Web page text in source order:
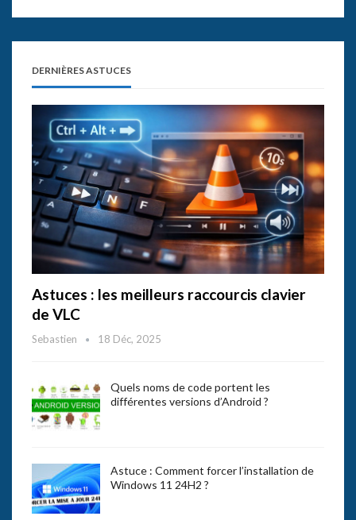
DERNIÈRES ASTUCES
Astuces : les meilleurs raccourcis clavier
de VLC
Sebastien 18 Déc, 2025
Quels noms de code portent les
différentes versions d’Android ?
Astuce : Comment forcer l’installation de
Windows 11 24H2 ?